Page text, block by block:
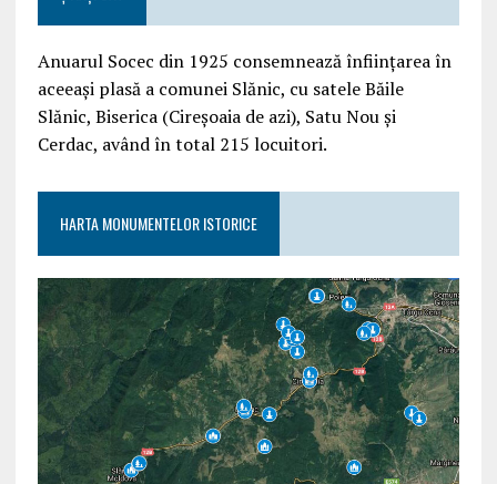
Anuarul Socec din 1925 consemnează înființarea în
aceeași plasă a comunei Slănic, cu satele Băile
Slănic, Biserica (Cireșoaia de azi), Satu Nou și
Cerdac, având în total 215 locuitori.
HARTA MONUMENTELOR ISTORICE